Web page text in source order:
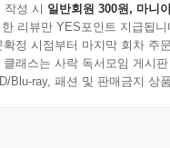
작성 시 일반회원 300원, 마니
리뷰만 YES포인트 지급됩니
정 시점부터 마지막 회차 주
래스는 사락 독서모임 게시
Blu-ray, 패션 및 판매금지 상